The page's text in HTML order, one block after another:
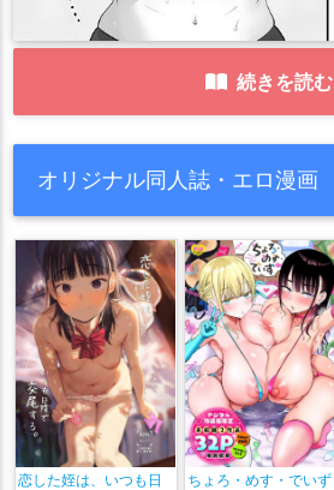
続きを読む
オリジナル同人誌・エロ漫画
恋した姪は、いつも日
ちょろ・めす・でいず